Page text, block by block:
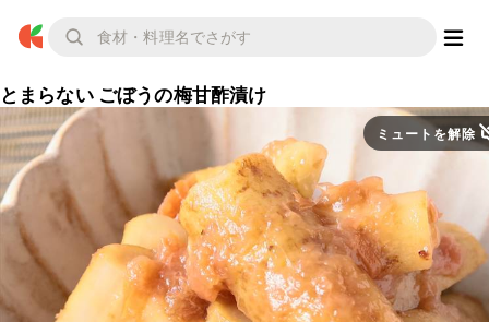
とまらない ごぼうの梅甘酢漬け
ミュートを解除